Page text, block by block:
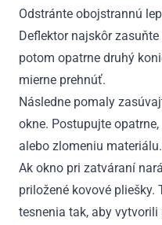
Odstránte obojstrannú
Deflektor najskôr
potom opatrne druhý
mierne prehnúť.
Následne pomaly
okne. Postupujte
alebo zlomeniu materiálu.
Ak okno pri zatváraní
priložené kovové pliešky.
tesnenia tak, aby